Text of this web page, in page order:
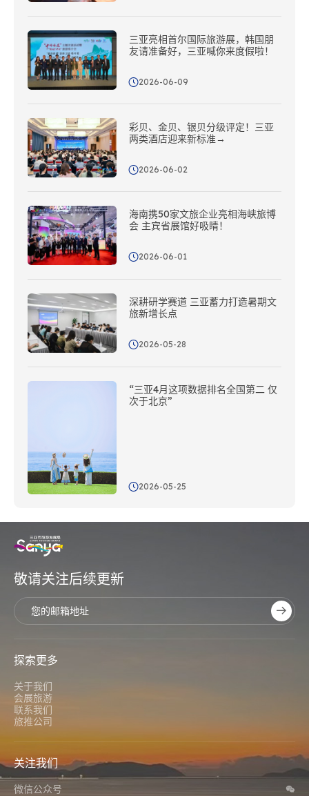
三亚亮相首尔国际旅游展，韩国朋
友请准备好，三亚喊你来度假啦！
2026-06-09
彩贝、金贝、银贝分级评定！三亚
两类酒店迎来新标准→
2026-06-02
海南携50家文旅企业亮相海峡旅博
会 主宾省展馆好吸睛！
2026-06-01
深耕研学赛道 三亚蓄力打造暑期文
旅新增长点
2026-05-28
“三亚4月这项数据排名全国第二 仅
次于北京”
2026-05-25
敬请关注后续更新
探索更多
关于我们
会展旅游
联系我们
旅推公司
关注我们
微信公众号